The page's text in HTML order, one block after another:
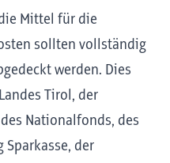
Mittel für die
sollten vollständig
werden. Dies
Tirol, der
Nationalfonds, des
der